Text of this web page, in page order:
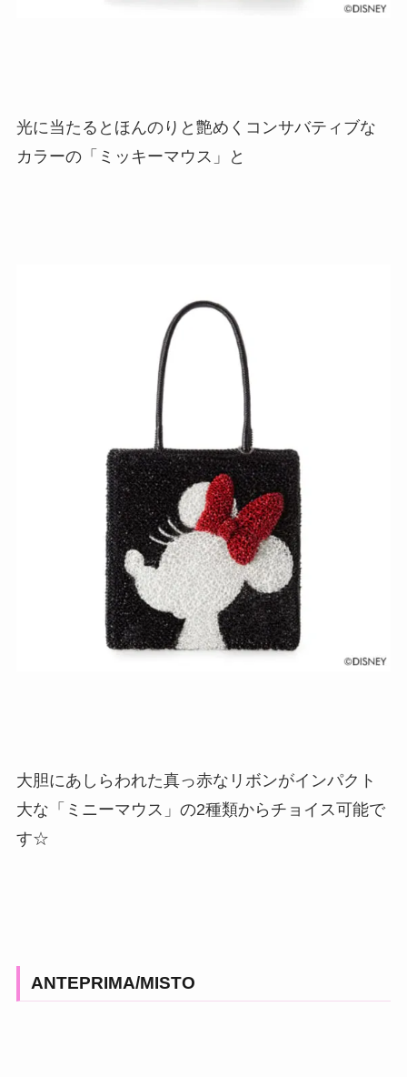
光に当たるとほんのりと艶めくコンサバティブな
カラーの「ミッキーマウス」と
大胆にあしらわれた真っ赤なリボンがインパクト
大な「ミニーマウス」の2種類からチョイス可能で
す☆
ANTEPRIMA/MISTO